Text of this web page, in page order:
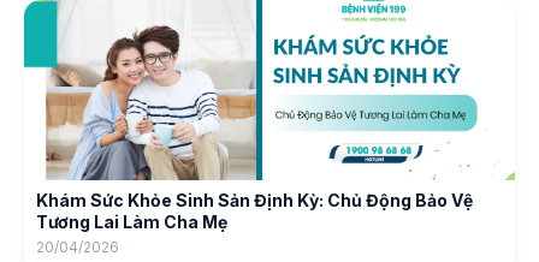
Khám Sức Khỏe Sinh Sản Định Kỳ: Chủ Động Bảo Vệ
Tương Lai Làm Cha Mẹ
20/04/2026